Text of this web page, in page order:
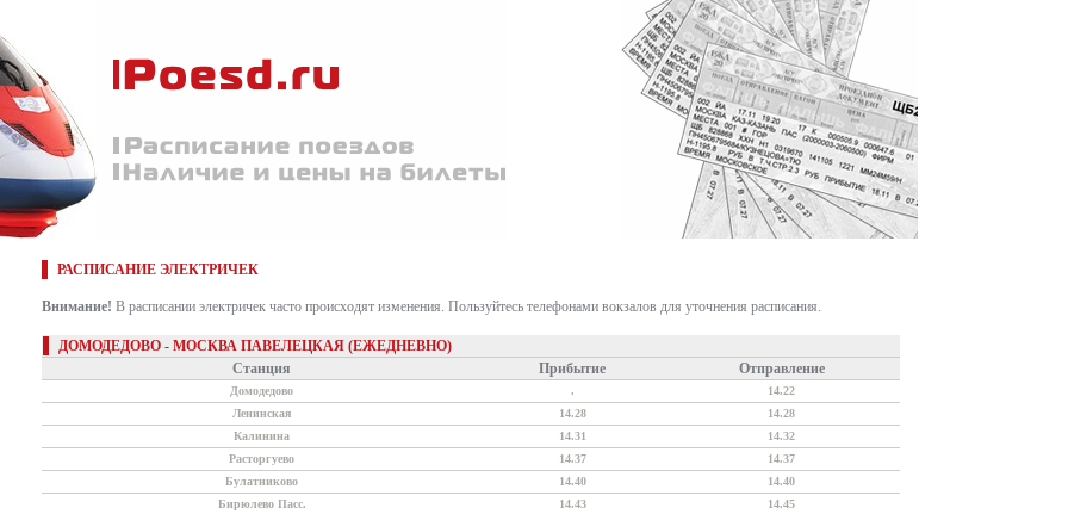
РАСПИСАНИЕ ЭЛЕКТРИЧЕК
Внимание! В расписании электричек часто происходят изменения. Пользуйтесь телефонами вокзалов для уточнения расписания.
ДОМОДЕДОВО - МОСКВА ПАВЕЛЕЦКАЯ (ЕЖЕДНЕВНО)
Станция
Прибытие Отправление
Домодедово .
14.22
Ленинская
14.28
14.28
Калинина
14.31
14.32
Расторгуево
14.37
14.37
Булатниково
14.40
14.40
Бирюлево Пасс.
14.43
14.45